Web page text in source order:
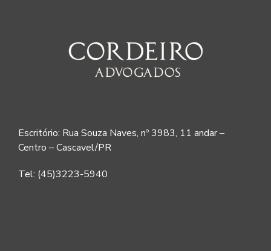
Escritório: Rua Souza Naves, nº 3983, 11 andar –
Centro – Cascavel/PR
Tel: (45)3223-5940